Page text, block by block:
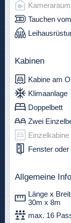
Kameraraum
Tauchen
Kabinen
Kabine am
Klimaanlage
Doppelbett
Zwei
Einzelkabine
Fenster
Allgemeine
Länge x
30m x 8m
max. 16